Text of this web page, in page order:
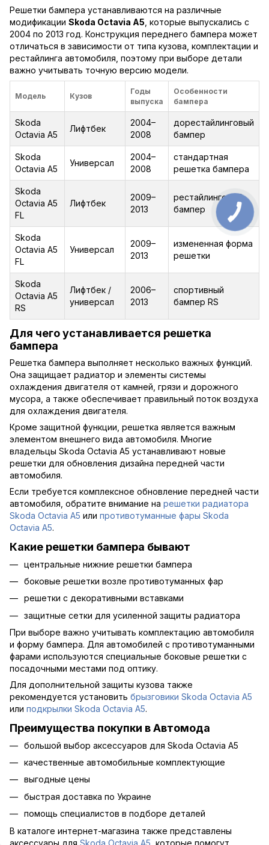
Решетки бампера устанавливаются на различные
модификации Skoda Octavia A5 , которые выпускались с
2004 по 2013 год. Конструкция переднего бампера может
отличаться в зависимости от типа кузова, комплектации и
рестайлинга автомобиля, поэтому при выборе детали
важно учитывать точную версию модели.
Модель Кузов
Годы
выпуска
Особенности
бампера
Skoda
Octavia A5
Лифтбек
2004–
2008
дорестайлинговый
бампер
Skoda
Octavia A5
Универсал
2004–
2008
стандартная
решетка бампера
Skoda
Octavia A5
FL
Лифтбек
2009–
2013
рестайлинговый
бампер
Skoda
Octavia A5
FL
Универсал
2009–
2013
измененная форма
решетки
Skoda
Octavia A5
RS
Лифтбек /
универсал
2006–
2013
спортивный
бампер RS
Для чего устанавливается решетка
бампера
Решетка бампера выполняет несколько важных функций.
Она защищает радиатор и элементы системы
охлаждения двигателя от камней, грязи и дорожного
мусора, а также обеспечивает правильный поток воздуха
для охлаждения двигателя.
Кроме защитной функции, решетка является важным
элементом внешнего вида автомобиля. Многие
владельцы Skoda Octavia A5 устанавливают новые
решетки для обновления дизайна передней части
автомобиля.
Если требуется комплексное обновление передней части
автомобиля, обратите внимание на решетки радиатора
Skoda Octavia A5 или противотуманные фары Skoda
Octavia A5.
Какие решетки бампера бывают
центральные нижние решетки бампера
боковые решетки возле противотуманных фар
решетки с декоративными вставками
защитные сетки для усиленной защиты радиатора
При выборе важно учитывать комплектацию автомобиля
и форму бампера. Для автомобилей с противотуманными
фарами используются специальные боковые решетки с
посадочными местами под оптику.
Для дополнительной защиты кузова также
рекомендуется установить брызговики Skoda Octavia A5
или подкрылки Skoda Octavia A5.
Преимущества покупки в Автомода
большой выбор аксессуаров для Skoda Octavia A5
качественные автомобильные комплектующие
выгодные цены
быстрая доставка по Украине
помощь специалистов в подборе деталей
В каталоге интернет-магазина также представлены
аксессуары для Skoda Octavia A5 , которые помогут